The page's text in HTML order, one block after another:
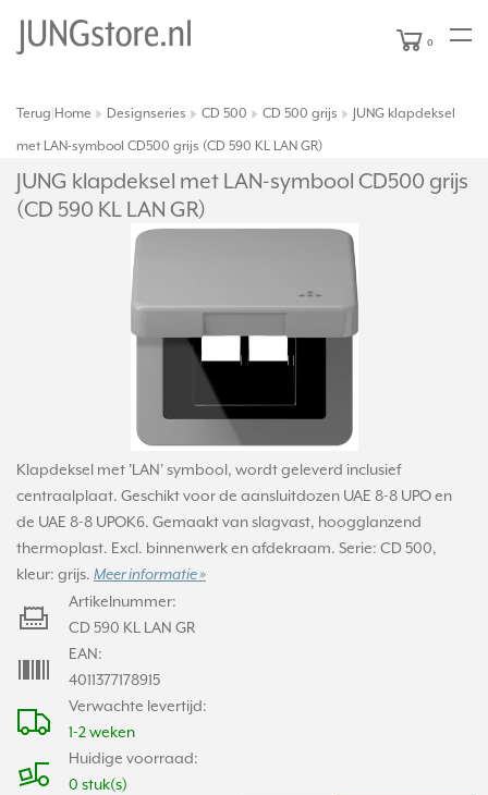
0
Terug Home Designseries CD 500 CD 500 grijs JUNG klapdeksel
met LAN-symbool CD500 grijs (CD 590 KL LAN GR)
JUNG klapdeksel met LAN-symbool CD500 grijs
(CD 590 KL LAN GR)
Klapdeksel met 'LAN' symbool, wordt geleverd inclusief
centraalplaat. Geschikt voor de aansluitdozen UAE 8-8 UPO en
de UAE 8-8 UPOK6. Gemaakt van slagvast, hoogglanzend
thermoplast. Excl. binnenwerk en afdekraam. Serie: CD 500,
kleur: grijs. Meer informatie »
Verwachte levertijd:
1-2 weken
Huidige voorraad:
0 stuk(s)
Artikelnummer:
CD 590 KL LAN GR
EAN:
4011377178915